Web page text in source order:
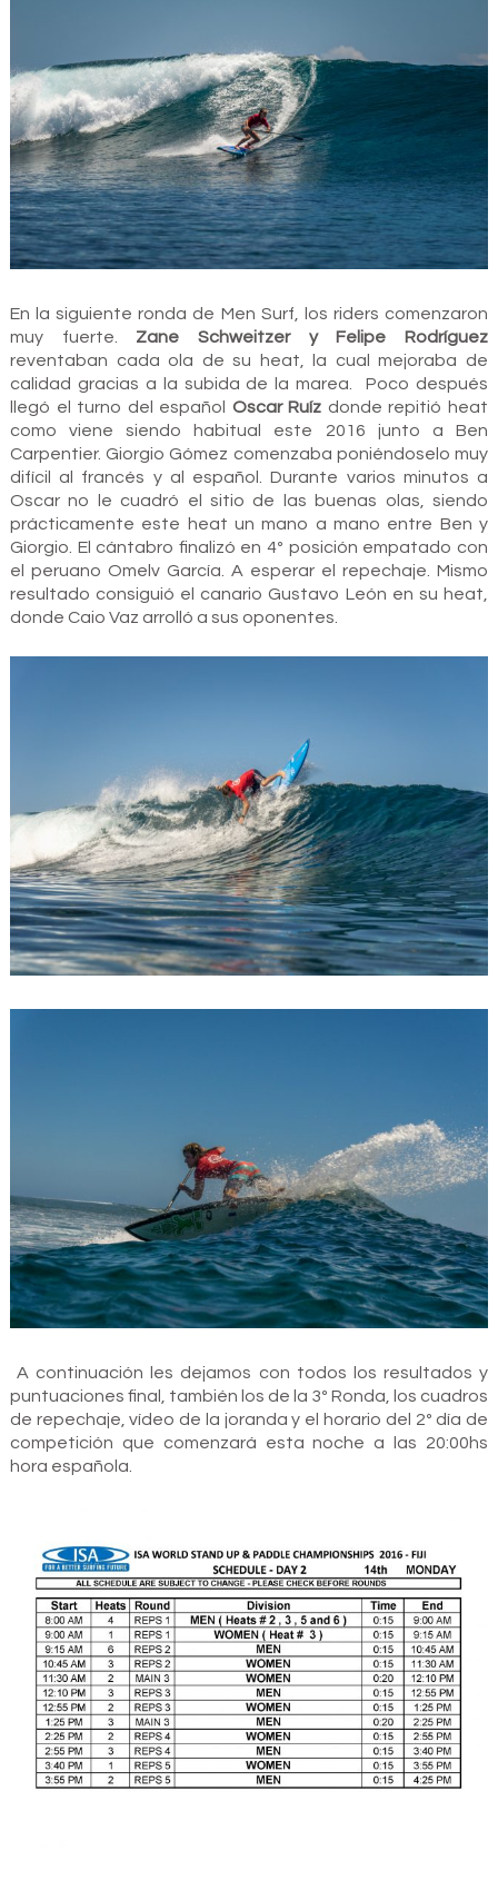
En la siguiente ronda de Men Surf, los riders comenzaron
muy fuerte. Zane Schweitzer y Felipe Rodríguez
reventaban cada ola de su heat, la cual mejoraba de
calidad gracias a la subida de la marea. Poco después
llegó el turno del español Oscar Ruíz donde repitió heat
como viene siendo habitual este 2016 junto a Ben
Carpentier. Giorgio Gómez comenzaba poniéndoselo muy
difícil al francés y al español. Durante varios minutos a
Oscar no le cuadró el sitio de las buenas olas, siendo
prácticamente este heat un mano a mano entre Ben y
Giorgio. El cántabro finalizó en 4º posición empatado con
el peruano Omelv García. A esperar el repechaje. Mismo
resultado consiguió el canario Gustavo León en su heat,
donde Caio Vaz arrolló a sus oponentes.
A continuación les dejamos con todos los resultados y
puntuaciones final, también los de la 3º Ronda, los cuadros
de repechaje, vídeo de la joranda y el horario del 2º día de
competición que comenzará esta noche a las 20:00hs
hora española.